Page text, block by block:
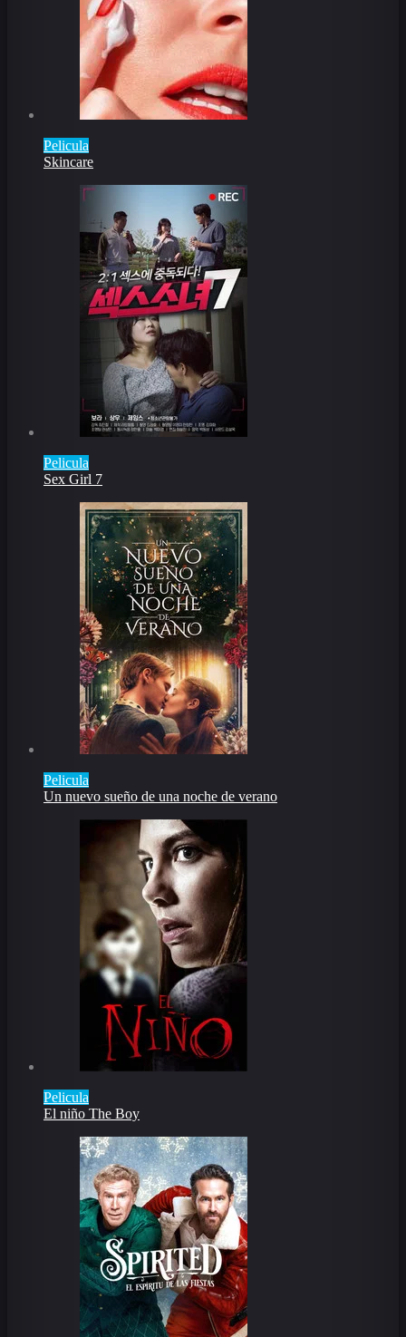
Pelicula
Skincare
Pelicula
Sex Girl 7
Pelicula
Un nuevo sueño de una noche de verano
Pelicula
El niño The Boy